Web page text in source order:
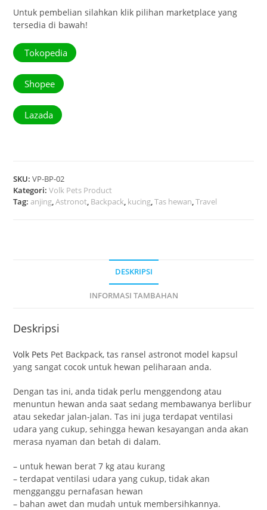
Untuk pembelian silahkan klik pilihan marketplace yang
tersedia di bawah!
Tokopedia
Shopee
Lazada
SKU:VP-BP-02
Kategori:Volk Pets Product
Tag:anjing,Astronot, Backpack, kucing,Tas hewan,Travel
DESKRIPSI
INFORMASI TAMBAHAN
Deskripsi
Volk Pets Pet Backpack, tas ransel astronot model kapsul
yang sangat cocok untuk hewan peliharaan anda.
Dengan tas ini, anda tidak perlu menggendong atau
menuntun hewan anda saat sedang membawanya berlibur
atau sekedar jalan-jalan. Tas ini juga terdapat ventilasi
udara yang cukup, sehingga hewan kesayangan anda akan
merasa nyaman dan betah di dalam.
– untuk hewan berat 7 kg atau kurang
– terdapat ventilasi udara yang cukup, tidak akan
mengganggu pernafasan hewan
– bahan awet dan mudah untuk membersihkannya.